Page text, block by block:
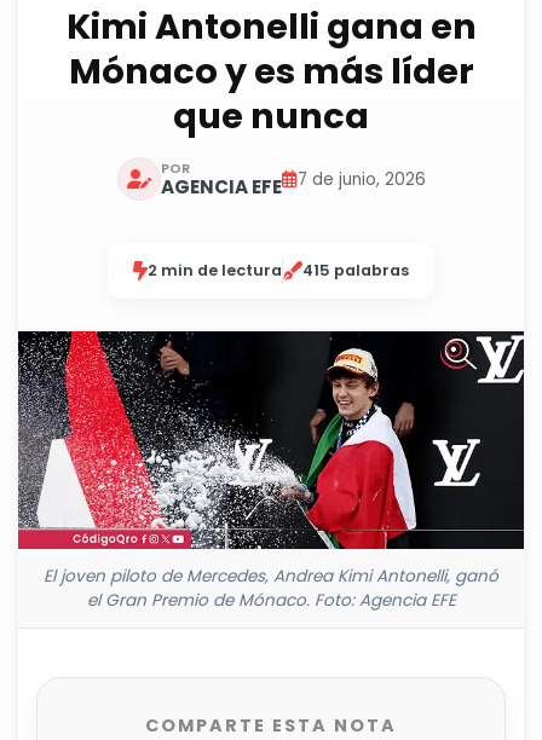
Kimi Antonelli gana en
Mónaco y es más líder
que nunca
POR
AGENCIA EFE 7 de junio, 2026
2 min de lectura 415 palabras
El joven piloto de Mercedes, Andrea Kimi Antonelli, ganó
el Gran Premio de Mónaco. Foto: Agencia EFE
COMPARTE ESTA NOTA